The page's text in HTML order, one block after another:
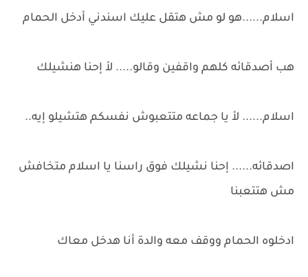
اسلام......هو لو مش هتقل عليك اسندني أدخل الحمام
هب أصدقائه كلهم واقفين وقالو..... لأ إحنا هنشيلك
اسلام...... لأ يا جماعه متتعبوش نفسكم هتشيلو إيه..
اصدقائه...... إحنا نشيلك فوق راسنا يا اسلام متخافش
مش هتتعبنا
ادخلوه الحمام ووقف معه والدة أنا هدخل معاك